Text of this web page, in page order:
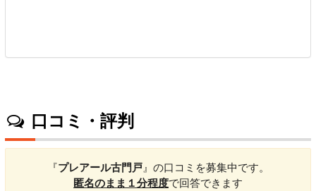
口コミ・評判
『プレアール古門戸』の口コミを募集中です。
匿名のまま１分程度で回答できます